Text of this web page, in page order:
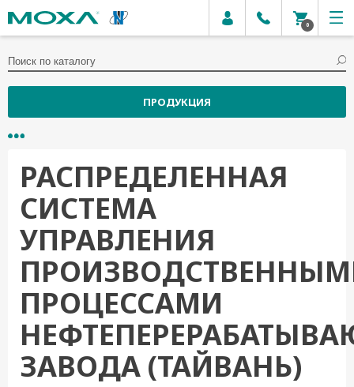
0
ПРОДУКЦИЯ
РАСПРЕДЕЛЕННАЯ
СИСТЕМА
УПРАВЛЕНИЯ
ПРОЦЕССАМИ
ЗАВОДА (ТАЙВАНЬ)